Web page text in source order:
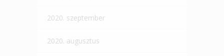
2020. szeptember
2020. augusztus